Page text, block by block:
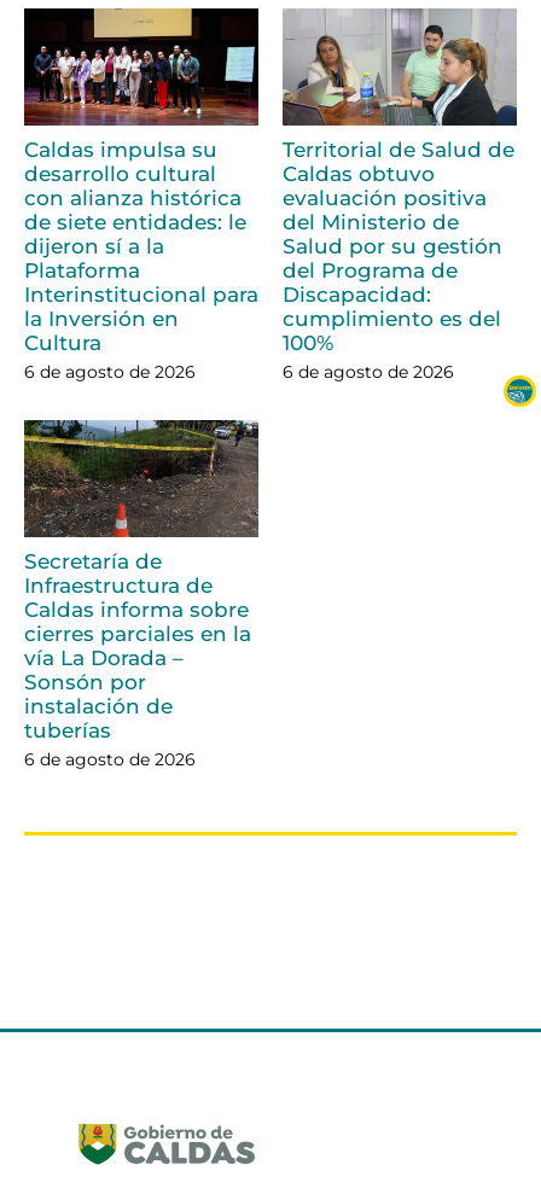
Caldas impulsa su
desarrollo cultural
con alianza histórica
de siete entidades: le
dijeron sí a la
Plataforma
Interinstitucional para
la Inversión en
Cultura
6 de agosto de 2026
Territorial de Salud de
Caldas obtuvo
evaluación positiva
del Ministerio de
Salud por su gestión
del Programa de
Discapacidad:
cumplimiento es del
100%
6 de agosto de 2026
Secretaría de
Infraestructura de
Caldas informa sobre
cierres parciales en la
vía La Dorada –
Sonsón por
instalación de
tuberías
6 de agosto de 2026